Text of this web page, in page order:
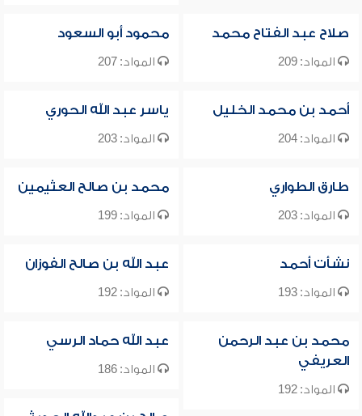
صلاح عبد الفتاح محمد
المواد: 209
محمود أبو السعود
المواد: 207
أحمد بن محمد الخليل
المواد: 204
ياسر عبد الله الحوري
المواد: 203
طارق الطواري
المواد: 203
محمد بن صالح العثيمين
المواد: 199
نشأت أحمد
المواد: 193
عبد الله بن صالح الفوزان
المواد: 192
محمد بن عبد الرحمن
العريفي
المواد: 192
عبد الله حماد الرسي
المواد: 186